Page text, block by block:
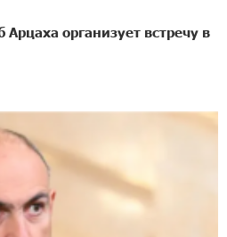
организует встречу в